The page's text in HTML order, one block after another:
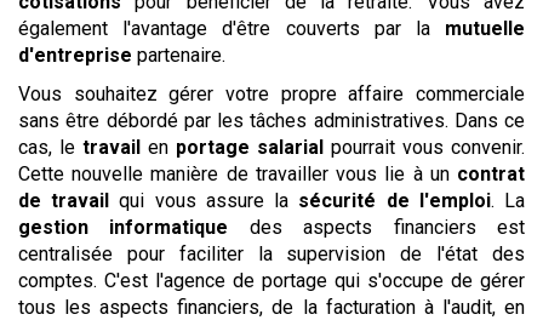
également l'avantage d'être couverts par la mutuelle
d'entreprise partenaire.
Vous souhaitez gérer votre propre affaire commerciale
sans être débordé par les tâches administratives. Dans ce
cas, le travail en portage salarial pourrait vous convenir.
Cette nouvelle manière de travailler vous lie à un contrat
de travail qui vous assure la sécurité de l'emploi. La
gestion
informatique des aspects financiers est
centralisée pour faciliter la supervision de l'état des
comptes. C'est l'agence de portage qui s'occupe de gérer
tous les aspects financiers, de la facturation à l'audit, en